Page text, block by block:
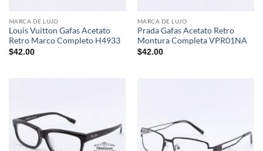
MARCA DE LUJO
Louis Vuitton Gafas Acetato
Retro Marco Completo H4933
$42.00
MARCA DE LUJO
Prada Gafas Acetato Retro
Montura Completa VPR01NA
$42.00